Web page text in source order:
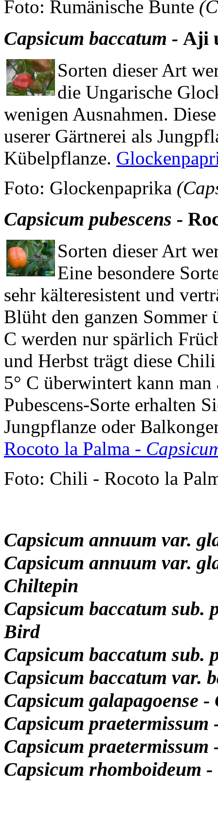
Foto: Rumänische Bunte
Capsicum baccatum - Aji
Sorten dieser Art
die Ungarische
wenigen Ausnahmen.
userer Gärtnerei als
Kübelpflanze.
Foto: Glockenpaprika
Capsicum pubescens -
Sorten dieser Art
Eine besondere
sehr kälteresistent und
Blüht den ganzen
C werden nur spärlich
und Herbst trägt diese
5° C überwintert kann
Pubescens-Sorte erhalten
Jungpflanze oder
Rocoto la Palma -
Foto: Chili - Rocoto la
Capsicum annuum var.
Capsicum annuum var.
Chiltepin
Capsicum baccatum sub.
Bird
Capsicum baccatum sub.
Capsicum baccatum var.
Capsicum galapagoense
Capsicum
Capsicum
Capsicum rhomboideum